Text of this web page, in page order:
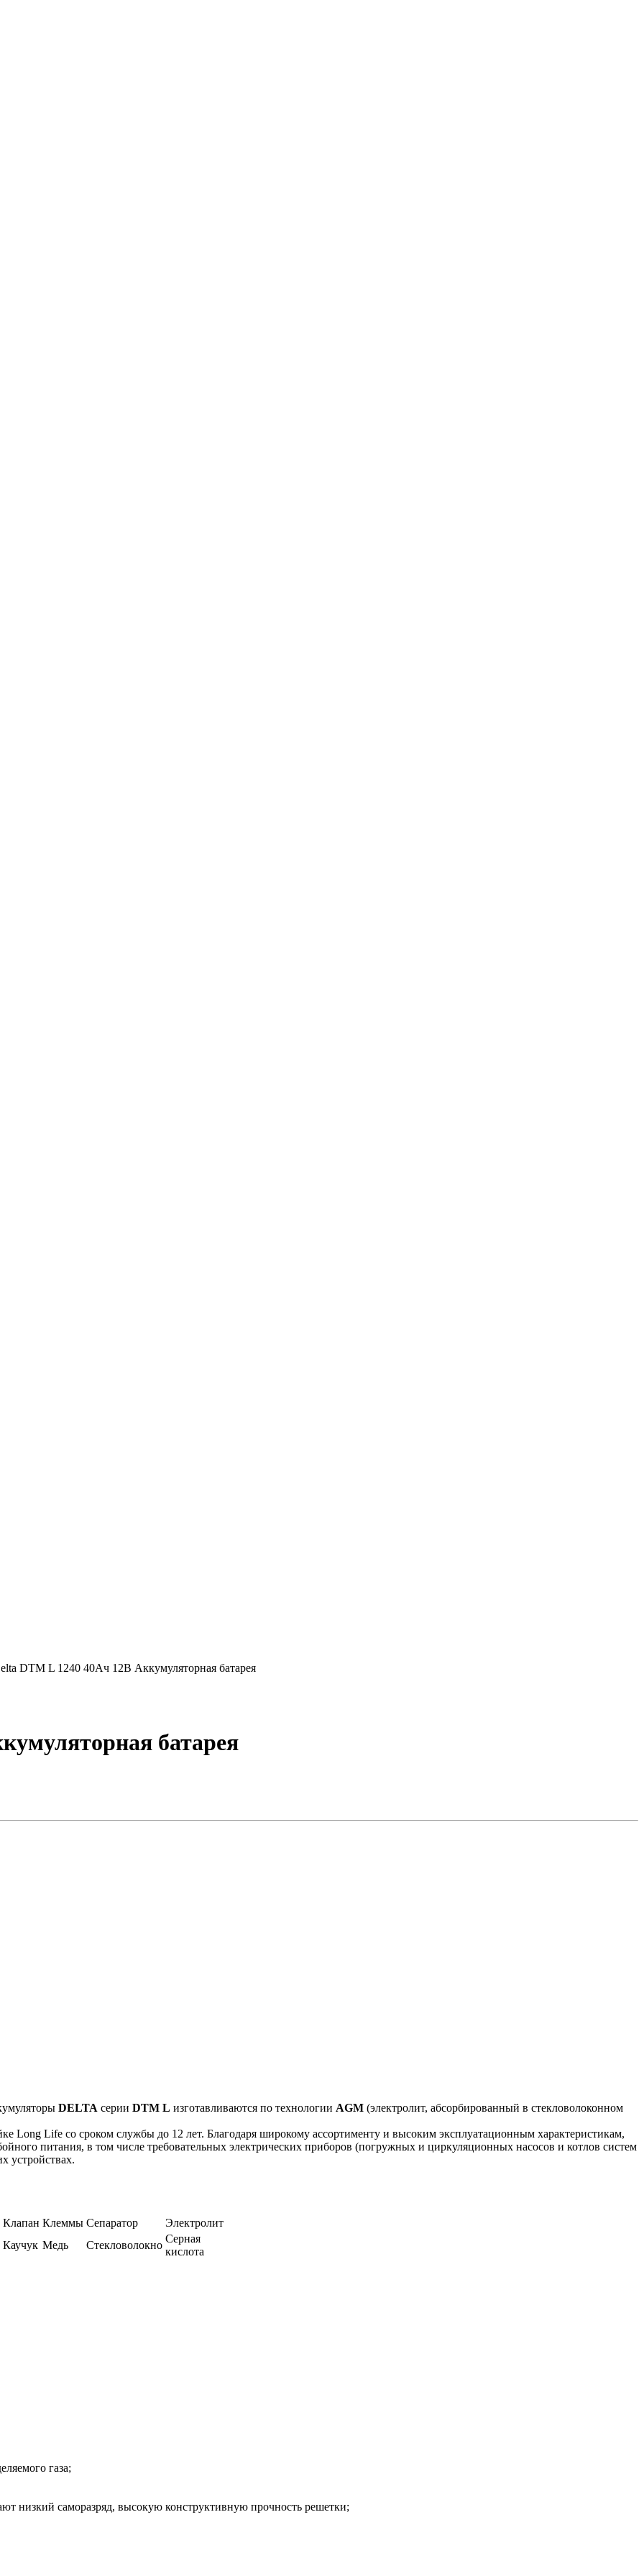
DTM L 1240 40Ач 12В Аккумуляторная батарея
батарея
DELTA серии DTM L изготавливаются по технологии AGM (электролит, абсорбированный в стекловолоконном
Life со сроком службы до 12 лет. Благодаря широкому ассортименту и высоким эксплуатационным характеристикам,
питания, в том числе требовательных электрических приборов (погружных и циркуляционных насосов и котлов систем
устройствах.
Клапан Клеммы Сепаратор
Электролит
Каучук Медь Стекловолокно
Серная
кислота
газа;
низкий саморазряд, высокую конструктивную прочность решетки;